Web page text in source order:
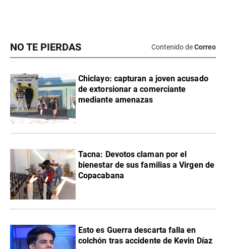
NO TE PIERDAS Contenido deCorreo
Chiclayo: capturan a joven acusado
de extorsionar a comerciante
mediante amenazas
Tacna: Devotos claman por el
bienestar de sus familias a Virgen de
Copacabana
Esto es Guerra descarta falla en
colchón tras accidente de Kevin Díaz